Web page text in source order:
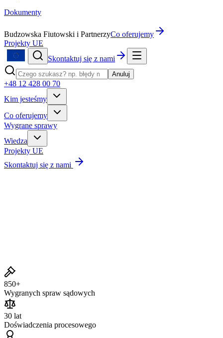
Dokumenty
Budzowska Fiutowski i PartnerzyCo oferujemy
Projekty UE
Skontaktuj się z nami
Anuluj
+48 12 428 00 70
Kim jesteśmy
Co oferujemy
Wygrane sprawy
Wiedza
Projekty UE
Skontaktuj się z nami
850+
Wygranych spraw sądowych
30 lat
Doświadczenia procesowego